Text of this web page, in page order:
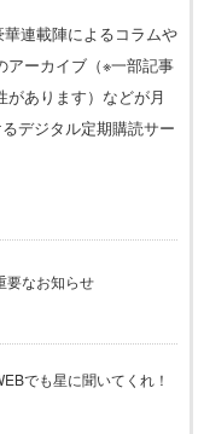
連載陣によるコラムや
アーカイブ（※一部記事
あります）などが月
デジタル定期購読サー
要なお知らせ
でも星に聞いてくれ！